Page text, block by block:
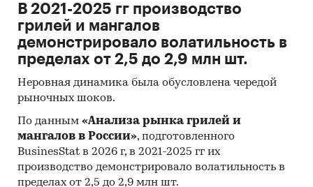
В 2021-2025 гг производство
грилей и мангалов
демонстрировало волатильность в
пределах от 2,5 до 2,9 млн шт.
Неровная динамика была обусловлена чередой
рыночных шоков.
По данным «Анализа рынка грилей и
мангалов в России», подготовленного
BusinesStat в 2026 г, в 2021-2025 гг их
производство демонстрировало волатильность в
пределах от 2,5 до 2,9 млн шт.